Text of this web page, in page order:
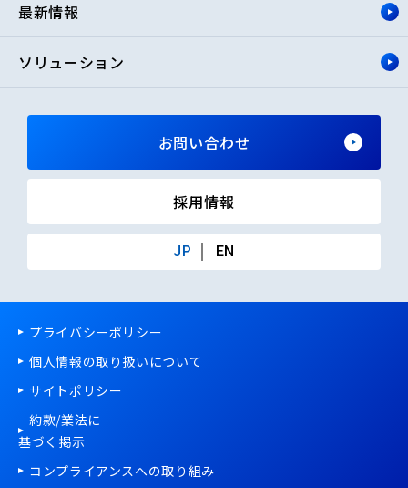
最新情報
ソリューション
お問い合わせ
採用情報
JP EN
プライバシーポリシー
個人情報の取り扱いについて
サイトポリシー
約款/業法に
基づく掲示
コンプライアンスへの取り組み